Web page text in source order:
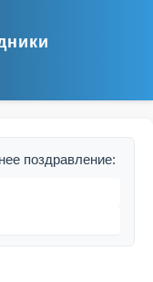
поздравление: